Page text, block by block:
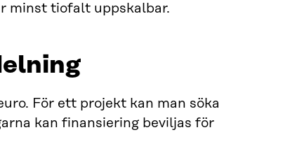
minst tiofalt uppskalbar.
För ett projekt kan man söka
kan finansiering beviljas för